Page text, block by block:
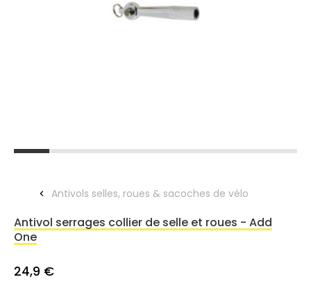
Antivols selles, roues & sacoches de vélo
Antivol serrages collier de selle et roues - Add
One
24,9 €